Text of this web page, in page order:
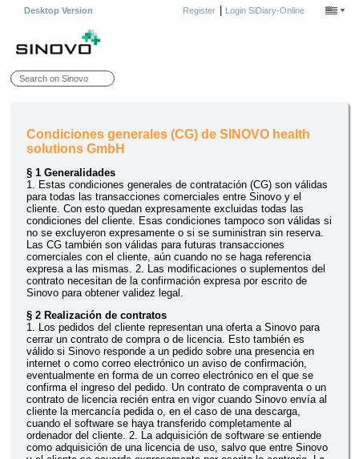
Desktop Version Register| Login SiDiary-Online
Condiciones generales (CG) de SINOVO health
solutions GmbH
§ 1 Generalidades
1. Estas condiciones generales de contratación (CG) son válidas
para todas las transacciones comerciales entre Sinovo y el
cliente. Con esto quedan expresamente excluidas todas las
condiciones del cliente. Esas condiciones tampoco son válidas si
no se excluyeron expresamente o si se suministran sin reserva.
Las CG también son válidas para futuras transacciones
comerciales con el cliente, aún cuando no se haga referencia
expresa a las mismas. 2. Las modificaciones o suplementos del
contrato necesitan de la confirmación expresa por escrito de
Sinovo para obtener validez legal.
§ 2 Realización de contratos
1. Los pedidos del cliente representan una oferta a Sinovo para
cerrar un contrato de compra o de licencia. Esto también es
válido si Sinovo responde a un pedido sobre una presencia en
internet o como correo electrónico un aviso de confirmación,
eventualmente en forma de un correo electrónico en el que se
confirma el ingreso del pedido. Un contrato de compraventa o un
contrato de licencia recién entra en vigor cuando Sinovo envía al
cliente la mercancía pedida o, en el caso de una descarga,
cuando el software se haya transferido completamente al
ordenador del cliente. 2. La adquisición de software se entiende
como adquisición de una licencia de uso, salvo que entre Sinovo